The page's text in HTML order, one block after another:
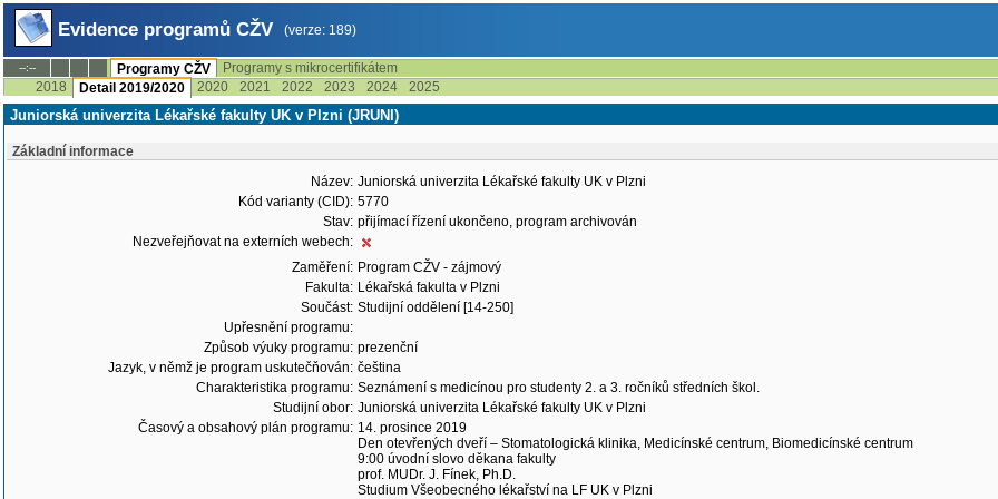
Evidence programů CŽV (verze: 189)
--:-- Programy CŽV
Programy s mikrocertifikátem
2018
Detail 2019/2020 2020 2021 2022 2023 2024 2025
Juniorská univerzita Lékařské fakulty UK v Plzni (JRUNI)
Základní informace
Název: Juniorská univerzita Lékařské fakulty UK v Plzni
Kód varianty (CID): 5770
Stav: přijímací řízení ukončeno, program archivován
Nezveřejňovat na externích webech:
Zaměření: Program CŽV - zájmový
Fakulta: Lékařská fakulta v Plzni
Součást: Studijní oddělení [14-250]
Upřesnění programu:
Způsob výuky programu: prezenční
Jazyk, v němž je program uskutečňován: čeština
Charakteristika programu: Seznámení s medicínou pro studenty 2. a 3. ročníků středních škol.
Studijní obor: Juniorská univerzita Lékařské fakulty UK v Plzni
Časový a obsahový plán programu: 14. prosince 2019
Den otevřených dveří – Stomatologická klinika, Medicínské centrum, Biomedicínské centrum
9:00 úvodní slovo děkana fakulty
prof. MUDr. J. Fínek, Ph.D.
Studium Všeobecného lékařství na LF UK v Plzni